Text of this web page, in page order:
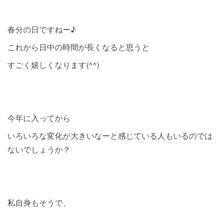
春分の日ですねー♪
これから日中の時間が長くなると思うと
すごく嬉しくなります(^^)
今年に入ってから
いろいろな変化が大きいなーと感じている人もいるのでは
ないでしょうか？
私自身もそうで、